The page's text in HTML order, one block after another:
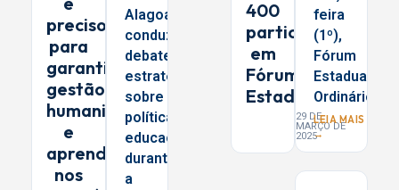
preciso
para
garantir
gestão
humanizada
e
aprendizagem
nos
Alagoas
conduz
debates
estratégicos
sobre
políticas
educacionais
durante
a
400
participantes
em
Fórum
Estadual
feira
(1º),
Fórum
Estadual
Ordinário
29 DE
MARÇO DE
2025
LEIA MAIS
→